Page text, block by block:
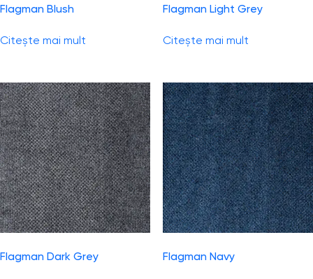
Flagman Blush
Citește mai mult
Flagman Light Grey
Citește mai mult
Flagman Dark Grey Flagman Navy